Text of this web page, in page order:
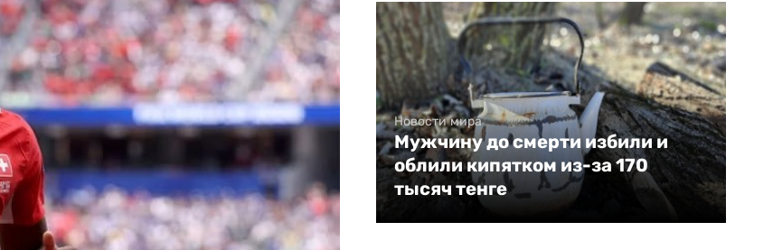
Новости мира
Мужчину до смерти избили и
облили кипятком из-за 170
тысяч тенге